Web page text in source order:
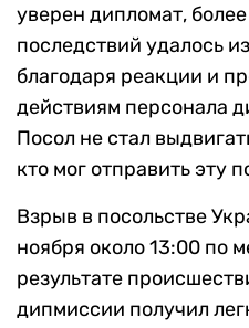
уверен дипломат,
последствий удалось
благодаря реакции и
действиям персонала
Посол не стал
кто мог отправить эту
Взрыв в посольстве
ноября около 13:00 по
результате
дипмиссии получил